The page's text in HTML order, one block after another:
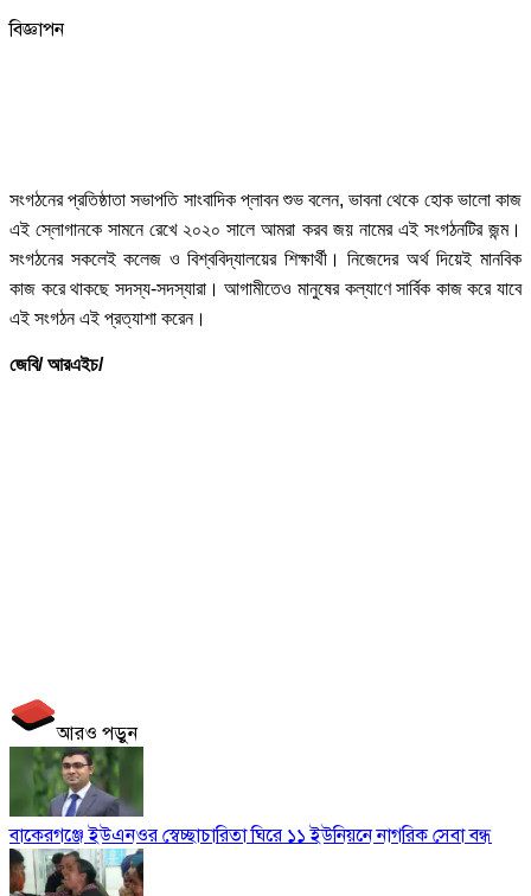
বিজ্ঞাপন
সংগঠনের প্রতিষ্ঠাতা সভাপতি সাংবাদিক প্লাবন শুভ বলেন, ভাবনা থেকে হোক ভালো কাজ
এই স্লোগানকে সামনে রেখে ২০২০ সালে আমরা করব জয় নামের এই সংগঠনটির জন্ম।
সংগঠনের সকলেই কলেজ ও বিশ্ববিদ্যালয়ের শিক্ষার্থী। নিজেদের অর্থ দিয়েই মানবিক
কাজ করে থাকছে সদস্য-সদস্যারা। আগামীতেও মানুষের কল্যাণে সার্বিক কাজ করে যাবে
এই সংগঠন এই প্রত্যাশা করেন।
জেবি/ আরএইচ/
আরও পড়ুন
বাকেরগঞ্জে ইউএনওর স্বেচ্ছাচারিতা ঘিরে ১১ ইউনিয়নে নাগরিক সেবা বন্ধ